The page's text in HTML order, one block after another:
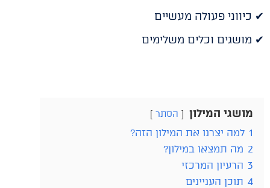
✔ כיווני פעולה מעשיים
✔ מושגים וכלים משלימים
מושגי המילון הסתר
1 למה יצרנו את המילון הזה?
2 מה תמצאו במילון?
3 הרעיון המרכזי
4 תוכן העניינים